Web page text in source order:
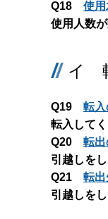
Q18 使用
使用人数
イ
Q19 転入
転入して
Q20 転出
引越しを
Q21 転
引越しを